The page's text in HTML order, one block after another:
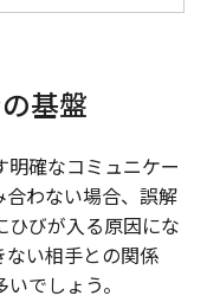
基盤
確なコミュニケー
合わない場合、誤解
びが入る原因にな
ない相手との関係
でしょう。